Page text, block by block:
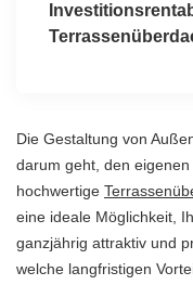
Die Gestaltung von
darum geht, den
hochwertige
eine ideale Möglichkeit,
ganzjährig attraktiv und
welche langfristigen